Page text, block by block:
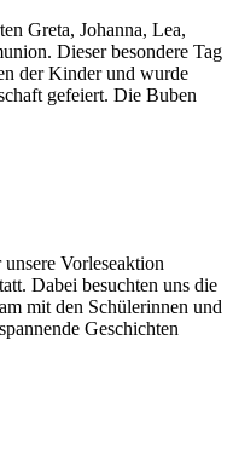
Greta, Johanna, Lea,
Dieser besondere Tag
der Kinder und wurde
gefeiert. Die Buben
Vorleseaktion
Dabei besuchten uns die
mit den Schülerinnen und
Geschichten